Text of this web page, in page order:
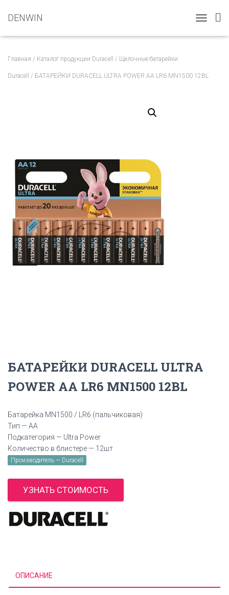
DENWIN
O
E
Главная / Каталог продукции Duracell / Щелочные батарейки
Duracell / БАТАРЕЙКИ DURACELL ULTRA POWER АА LR6 MN1500 12BL
БАТАРЕЙКИ DURACELL ULTRA
POWER АА LR6 MN1500 12BL
Батарейка MN1500 / LR6 (пальчиковая)
Тип — AA
Подкатегория — Ultra Power
Количество в блистере — 12шт
Производитель — Duracell
УЗНАТЬ СТОИМОСТЬ
ОПИСАНИЕ